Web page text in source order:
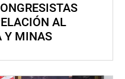
AL
Y MINAS